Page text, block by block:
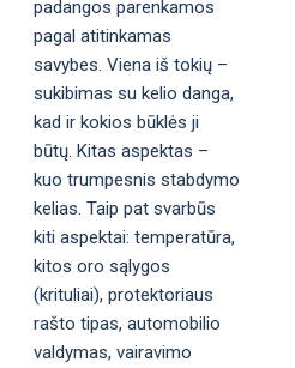
padangos parenkamos
pagal atitinkamas
savybes. Viena iš tokių –
sukibimas su kelio danga,
kad ir kokios būklės ji
būtų. Kitas aspektas –
kuo trumpesnis stabdymo
kelias. Taip pat svarbūs
kiti aspektai: temperatūra,
kitos oro sąlygos
(krituliai), protektoriaus
rašto tipas, automobilio
valdymas, vairavimo